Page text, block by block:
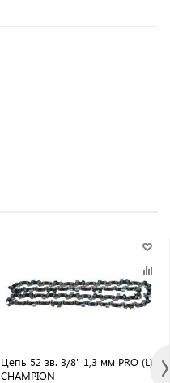
Цепь 52 зв. 3/8" 1,3 мм PRO (L)
CHAMPION